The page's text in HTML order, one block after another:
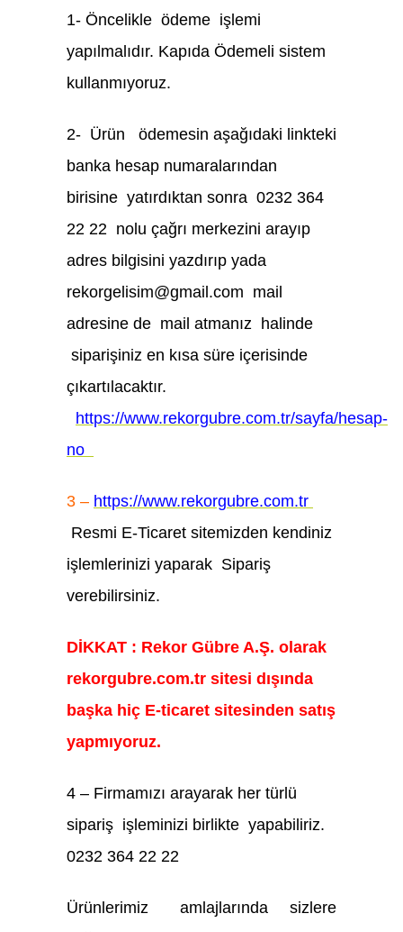
1- Öncelikle ödeme işlemi
yapılmalıdır. Kapıda Ödemeli sistem
kullanmıyoruz.
2- Ürün ödemesin aşağıdaki linkteki
banka hesap numaralarından
birisine yatırdıktan sonra 0232 364
22 22 nolu çağrı merkezini arayıp
adres bilgisini yazdırıp yada
rekorgelisim@gmail.com mail
adresine de mail atmanız halinde
siparişiniz en kısa süre içerisinde
çıkartılacaktır.
https://www.rekorgubre.com.tr/sayfa/hesap-
no
3 – https://www.rekorgubre.com.tr
Resmi E-Ticaret sitemizden kendiniz
işlemlerinizi yaparak Sipariş
verebilirsiniz.
DİKKAT : Rekor Gübre A.Ş. olarak
rekorgubre.com.tr sitesi dışında
başka hiç E-ticaret sitesinden satış
yapmıyoruz.
4 – Firmamızı arayarak her türlü
sipariş işleminizi birlikte yapabiliriz.
0232 364 22 22
Ürünlerimiz amlajlarında sizlere